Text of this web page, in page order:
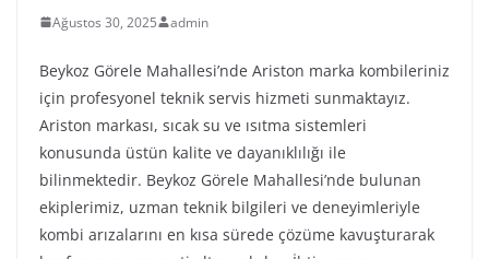
Ağustos 30, 2025 admin
Beykoz Görele Mahallesi’nde Ariston marka kombileriniz
için profesyonel teknik servis hizmeti sunmaktayız.
Ariston markası, sıcak su ve ısıtma sistemleri
konusunda üstün kalite ve dayanıklılığı ile
bilinmektedir. Beykoz Görele Mahallesi’nde bulunan
ekiplerimiz, uzman teknik bilgileri ve deneyimleriyle
kombi arızalarını en kısa sürede çözüme kavuşturarak